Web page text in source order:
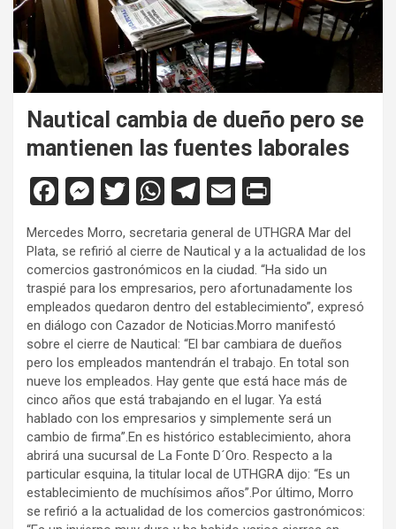
Nautical cambia de dueño pero se
mantienen las fuentes laborales
F
a
ce
b
o
o
k
M
es
se
n
g
er
T
tt
er
W
h
at
s
A
p
p
T
e
gr
a
m
E
m
ail
in
tF
ri
e
n
dl
y
Mercedes Morro, secretaria general de UTHGRA Mar del
Plata, se refirió al cierre de Nautical y a la actualidad de los
comercios gastronómicos en la ciudad. “Ha sido un
traspié para los empresarios, pero afortunadamente los
empleados quedaron dentro del establecimiento”, expresó
en diálogo con Cazador de Noticias.Morro manifestó
sobre el cierre de Nautical: “El bar cambiara de dueños
pero los empleados mantendrán el trabajo. En total son
nueve los empleados. Hay gente que está hace más de
cinco años que está trabajando en el lugar. Ya está
hablado con los empresarios y simplemente será un
cambio de firma”.En es histórico establecimiento, ahora
abrirá una sucursal de La Fonte D´Oro. Respecto a la
particular esquina, la titular local de UTHGRA dijo: “Es un
establecimiento de muchísimos años”.Por último, Morro
se refirió a la actualidad de los comercios gastronómicos: